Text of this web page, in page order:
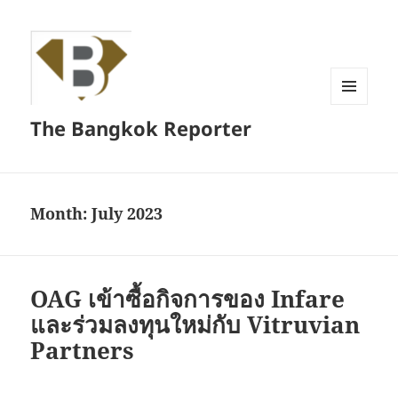
The Bangkok Reporter
Month:July 2023
OAG เข้าซื้อกิจการของ Infare
และร่วมลงทุนใหม่กับ Vitruvian
Partners